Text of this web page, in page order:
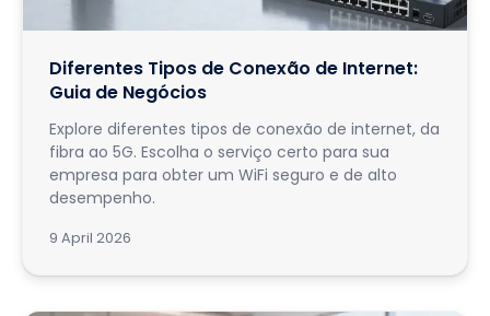
Diferentes Tipos de Conexão de Internet:
Guia de Negócios
Explore diferentes tipos de conexão de internet, da
fibra ao 5G. Escolha o serviço certo para sua
empresa para obter um WiFi seguro e de alto
desempenho.
9 April 2026